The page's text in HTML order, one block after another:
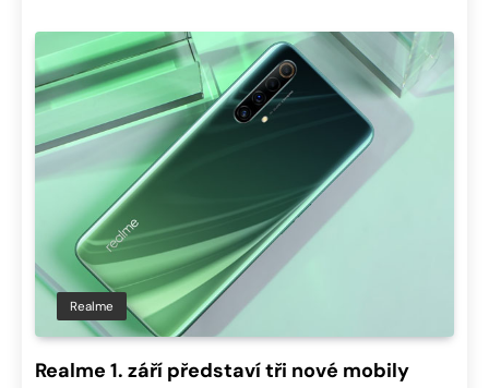
Realme
Realme 1. září představí tři nové mobily